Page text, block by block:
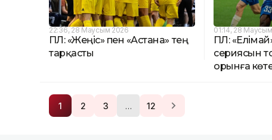
22:36, 28 Маусым 2026
ҚПЛ: «Жеңіс» пен «Астана» тең
тарқасты
01:14, 28
ҚПЛ:
сериясын
орынға
1 2 3 … 12